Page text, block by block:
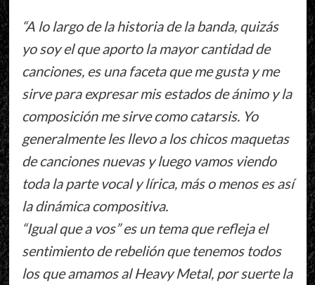
“A lo largo de la historia de la banda, quizás
yo soy el que aporto la mayor cantidad de
canciones, es una faceta que me gusta y me
sirve para expresar mis estados de ánimo y la
composición me sirve como catarsis. Yo
generalmente les llevo a los chicos maquetas
de canciones nuevas y luego vamos viendo
toda la parte vocal y lírica, más o menos es así
la dinámica compositiva.
“Igual que a vos” es un tema que refleja el
sentimiento de rebelión que tenemos todos
los que amamos al Heavy Metal, por suerte la